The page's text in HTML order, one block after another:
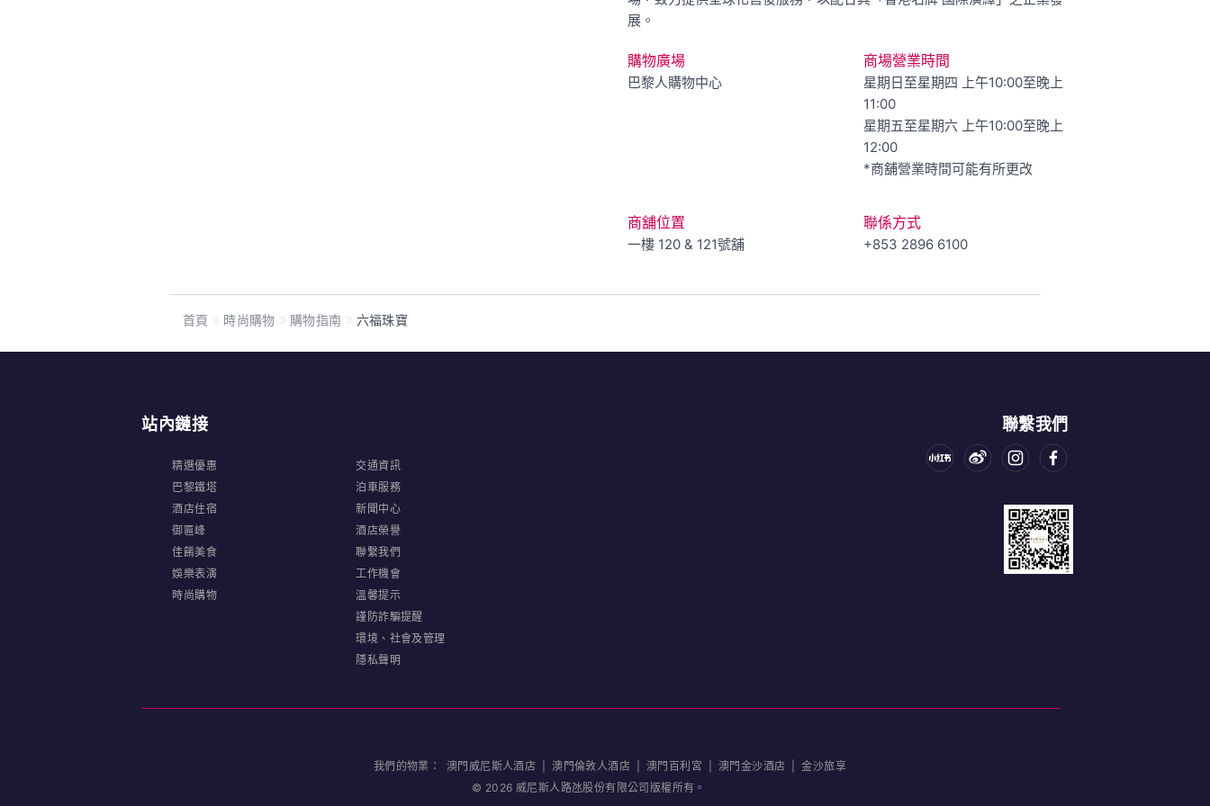
展。
購物廣場
巴黎人購物中心
商場營業時間
星期日至星期四 上午10:00至晚上
11:00
星期五至星期六 上午10:00至晚上
12:00
*商舖營業時間可能有所更改
商舖位置
一樓 120 & 121號舖
聯係方式
+853 2896 6100
首頁 時尚購物 購物指南 六福珠寶
站內鏈接
精選優惠
巴黎鐵塔
酒店住宿
御匾峰
佳餚美食
娛樂表演
時尚購物
交通資訊
泊車服務
新聞中心
酒店榮譽
聯繫我們
工作機會
溫馨提示
謹防詐騙提醒
環境、社會及管理
隱私聲明
聯繫我們
我們的物業： 澳門威尼斯人酒店 |澳門倫敦人酒店 |澳門百利宮 |澳門金沙酒店 |金沙旅享
© 2026 威尼斯人路氹股份有限公司版權所有。